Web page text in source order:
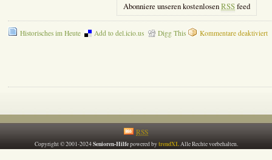
Abonniere unseren kostenlosenRSSfeed
Historisches im Heute Add to del.icio.us Digg This Kommentare deaktiviert
RSS
Copyright © 2001-2024Senioren-Hilfepowered bytrendXLAlle Rechte vorbehalten.